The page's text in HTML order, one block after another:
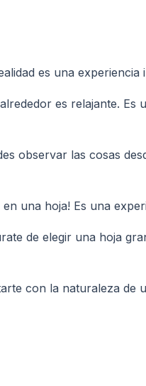
es una experiencia
es relajante.
observar las cosas
una hoja! Es una
de elegir una hoja
con la naturaleza de